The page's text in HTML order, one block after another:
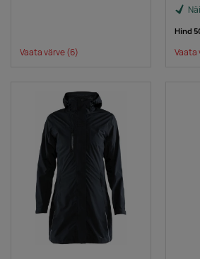
Vaata värve(6)
Hind
Vaata